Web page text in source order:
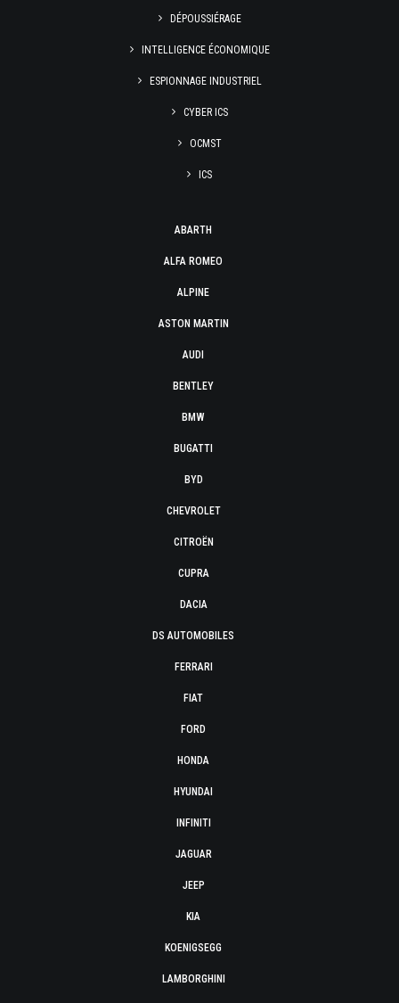
DÉPOUSSIÉRAGE
INTELLIGENCE ÉCONOMIQUE
ESPIONNAGE INDUSTRIEL
CYBER ICS
OCMST
ICS
ABARTH
ALFA ROMEO
ALPINE
ASTON MARTIN
AUDI
BENTLEY
BMW
BUGATTI
BYD
CHEVROLET
CITROËN
CUPRA
DACIA
DS AUTOMOBILES
FERRARI
FIAT
FORD
HONDA
HYUNDAI
INFINITI
JAGUAR
JEEP
KIA
KOENIGSEGG
LAMBORGHINI